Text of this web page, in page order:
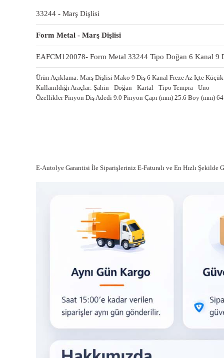
33244 - Marş Dişlisi
Form Metal - Marş Dişlisi
EAFCM120078- Form Metal 33244 Tipo Doğan 6 Kanal 9
Ürün Açıklama: Marş Dişlisi Mako 9 Diş 6 Kanal Freze Az Içte
Kullanıldığı Araçlar: Şahin - Doğan - Kartal - Tipo Tempra - Uno
Özellikler Pinyon Diş Adedi 9.0 Pinyon Çapı (mm) 25.6 Boy (mm)
E-Autolye Garantisi İle Siparişleriniz E-Faturalı ve En Hızlı Şekilde